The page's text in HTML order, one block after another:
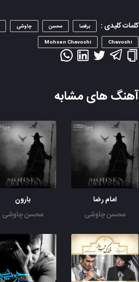
کلمات کلیدی : برقصا محسن چاوشی
Chavoshi
Mohsen Chavoshi
آهنگ های مشابه
امام رضا
محسن چاوشی
بارون
محسن چاوشی